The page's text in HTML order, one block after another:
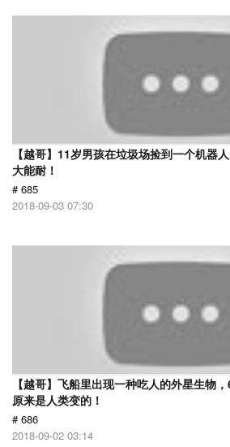
【越哥】11岁男孩在垃圾场捡到一个机器
大能耐！
# 685
2018-09-03 07:30
【越哥】飞船里出现一种吃人的外星生物
原来是人类变的！
# 686
2018-09-02 03:14